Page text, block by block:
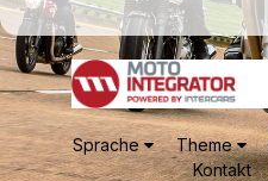
Sprache Theme
Kontakt